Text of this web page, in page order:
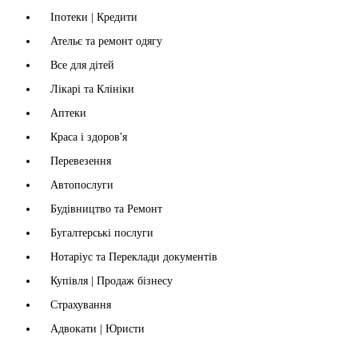
Іпотеки | Кредити
Ательє та ремонт одягу
Все для дітей
Лікарі та Клініки
Аптеки
Краса і здоров'я
Перевезення
Автопослуги
Будівництво та Ремонт
Бугалтерські послуги
Нотаріус та Переклади документів
Купівля | Продаж бізнесу
Страхування
Адвокати | Юристи